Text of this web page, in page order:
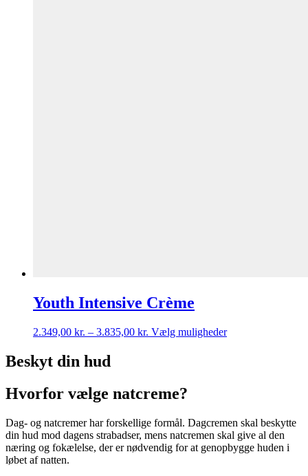
Youth Intensive Crème
2.349,00 kr. – 3.835,00 kr. Vælg muligheder
Beskyt din hud
Hvorfor vælge natcreme?
Dag- og natcremer har forskellige formål. Dagcremen skal beskytte
din hud mod dagens strabadser, mens natcremen skal give al den
næring og fokælelse, der er nødvendig for at genopbygge huden i
løbet af natten.